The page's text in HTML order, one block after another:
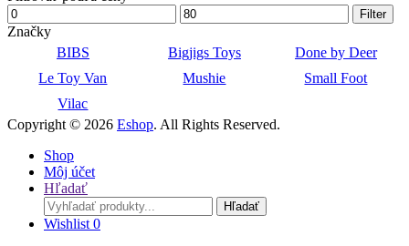
Minimálna
cena
Maximálna
cena
Filter
Značky
BIBS
Bigjigs Toys
Done by Deer
Le Toy Van
Mushie
Small Foot
Vilac
Copyright © 2026 Eshop. All Rights Reserved.
Shop
Môj účet
Hľadať
Search
for:
Hľadať
Wishlist 0